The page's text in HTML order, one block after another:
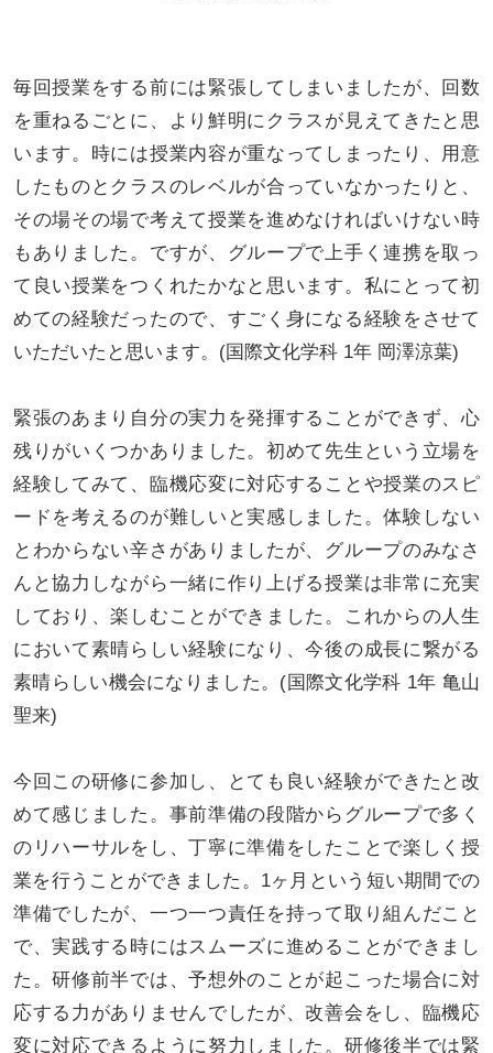
毎回授業をする前には緊張してしまいましたが、回数
を重ねるごとに、より鮮明にクラスが見えてきたと思
います。時には授業内容が重なってしまったり、用意
したものとクラスのレベルが合っていなかったりと、
その場その場で考えて授業を進めなければいけない時
もありました。ですが、グループで上手く連携を取っ
て良い授業をつくれたかなと思います。私にとって初
めての経験だったので、すごく身になる経験をさせて
いただいたと思います。(国際文化学科 1年 岡澤涼葉)
緊張のあまり自分の実力を発揮することができず、心
残りがいくつかありました。初めて先生という立場を
経験してみて、臨機応変に対応することや授業のスピ
ードを考えるのが難しいと実感しました。体験しない
とわからない辛さがありましたが、グループのみなさ
んと協力しながら一緒に作り上げる授業は非常に充実
しており、楽しむことができました。これからの人生
において素晴らしい経験になり、今後の成長に繋がる
素晴らしい機会になりました。(国際文化学科 1年 亀山
聖来)
今回この研修に参加し、とても良い経験ができたと改
めて感じました。事前準備の段階からグループで多く
のリハーサルをし、丁寧に準備をしたことで楽しく授
業を行うことができました。1ヶ月という短い期間での
準備でしたが、一つ一つ責任を持って取り組んだこと
で、実践する時にはスムーズに進めることができまし
た。研修前半では、予想外のことが起こった場合に対
応する力がありませんでしたが、改善会をし、臨機応
変に対応できるように努力しました。研修後半では緊